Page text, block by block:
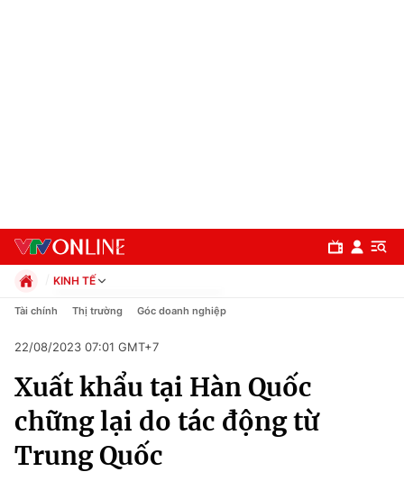
Chuyên mục
Chính trị
Xã hội
KINH TẾ
Chính trị
Pháp luật
Kinh tế
Thể thao
Truyền hình
Văn hóa - Giải trí
Y tế
Tài chính Thị trường Góc doanh nghiệp
22/08/2023 07:01 GMT+7
Xuất khẩu tại Hàn Quốc
chững lại do tác động từ
Trung Quốc